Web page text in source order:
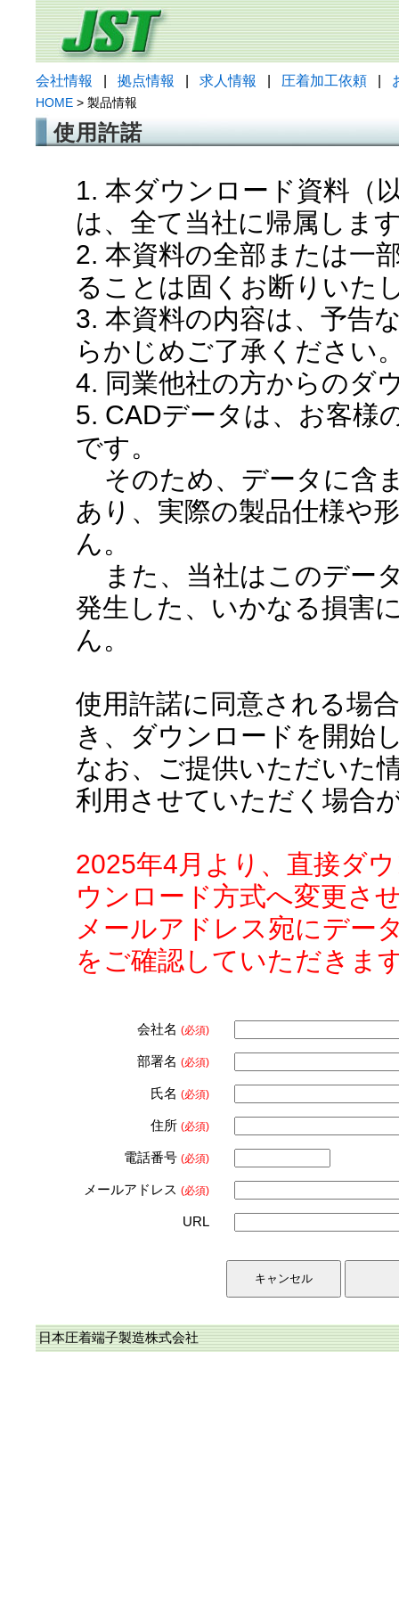
会社情報 拠点情報 求人情報 圧着加工依頼
HOME > 製品情報
使用許諾
1. 本ダウンロード資料（
は、全て当社に帰属しま
2. 本資料の全部または一
ることは固くお断りいた
3. 本資料の内容は、予告
らかじめご了承ください
4. 同業他社の方からのダ
5. CADデータは、お客様
です。
そのため、データに含
あり、実際の製品仕様や
ん。
また、当社はこのデー
発生した、いかなる損害
ん。
使用許諾に同意される場
き、ダウンロードを開始
なお、ご提供いただいた
利用させていただく場合
2025年4月より、直接ダ
ウンロード方式へ変更さ
メールアドレス宛にデー
をご確認していただきま
会社名 (必須)
部署名 (必須)
氏名 (必須)
住所 (必須)
電話番号 (必須)
メールアドレス (必須)
URL
日本圧着端子製造株式会社